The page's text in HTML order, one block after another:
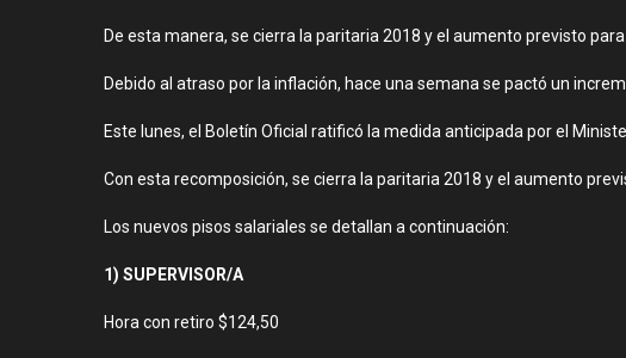
De esta manera, se cierra la paritaria 2018 y el aumento previsto
Debido al atraso por la inflación, hace una semana se pactó un
Este lunes, el Boletín Oficial ratificó la medida anticipada por el
Con esta recomposición, se cierra la paritaria 2018 y el aumento
Los nuevos pisos salariales se detallan a continuación:
1) SUPERVISOR/A
Hora con retiro $124,50